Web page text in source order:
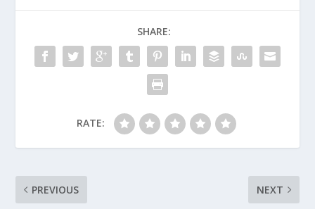
SHARE:
RATE:
PREVIOUS NEXT